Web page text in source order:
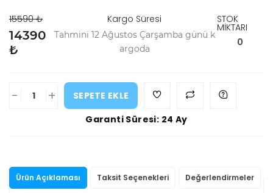
15590 ₺
14390
₺
Kargo Süresi
Tahmini 12 Ağustos Çarşamba günü k
argoda
STOK
MİKTARI
0
- +
SEPETE EKLE
Garanti Süresi: 24 Ay
Ürün Açıklaması Taksit Seçenekleri Değerlendirmeler